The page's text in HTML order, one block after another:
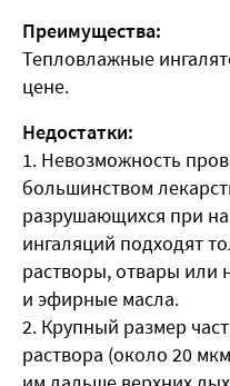
Преимущества:
Тепловлажные
цене.
Недостатки:
1. Невозможность
большинством
разрушающихся при
ингаляций подходят
растворы, отвары или
и эфирные масла.
2. Крупный размер
раствора (около 20